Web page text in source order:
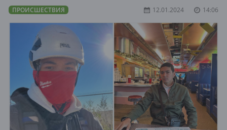
ПРОИСШЕСТВИЯ 12.01.2024 14:06